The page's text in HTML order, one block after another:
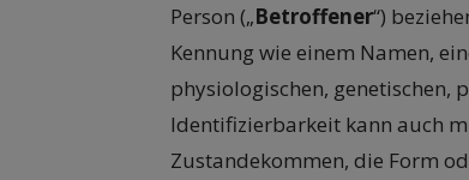
Person („Betroffener“)
Kennung wie einem Namen,
physiologischen,
Identifizierbarkeit kann auch
Zustandekommen, die Form